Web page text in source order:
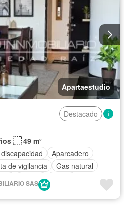
Apartaestudio
Destacado
49 m²
Aparcadero
de vigilancia
Gas natural
Piscina
Circuito cerrado de televisión
Sala polivalente
SAS